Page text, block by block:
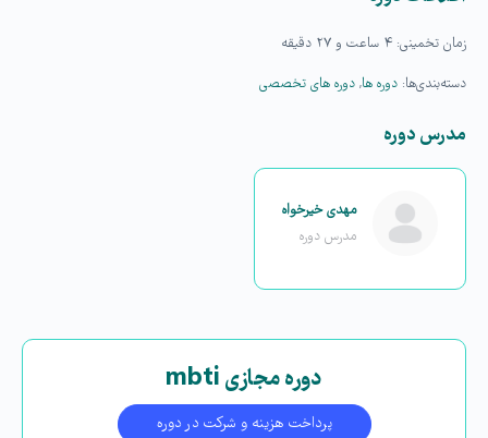
زمان تخمینی: ۴ ساعت و ۲۷ دقیقه
دسته‌بندی‌ها: دوره ها, دوره های تخصصی
مدرس دوره
مهدی خیرخواه
مدرس دوره
دوره مجازی mbti
پرداخت هزینه و شرکت در دوره